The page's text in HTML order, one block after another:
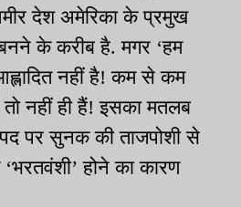
देश अमेरिका के प्रमुख
के करीब है. मगर ‘हम
नहीं है! कम से कम
नहीं ही हैं! इसका मतलब
पर सुनक की ताजपोशी से
होने का कारण